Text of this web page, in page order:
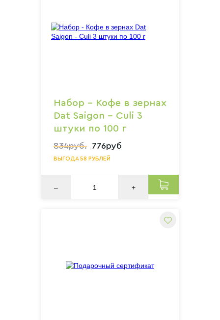
Набор - Кофе в зернах
Dat Saigon - Culi 3
штуки по 100 г
834руб. 776руб
ВЫГОДА 58 РУБЛЕЙ
– +